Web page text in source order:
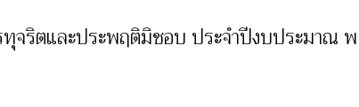
ทุจริตและประพฤติมิชอบ ประจำปีงบประมาณ